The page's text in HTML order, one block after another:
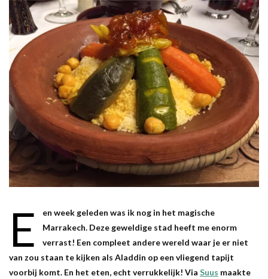
E
en week geleden was ik nog in het magische
Marrakech. Deze geweldige stad heeft me enorm
verrast! Een compleet andere wereld waar je er niet
van zou staan te kijken als Aladdin op een vliegend tapijt
voorbij komt. En het eten, echt verrukkelijk! Via Suus maakte